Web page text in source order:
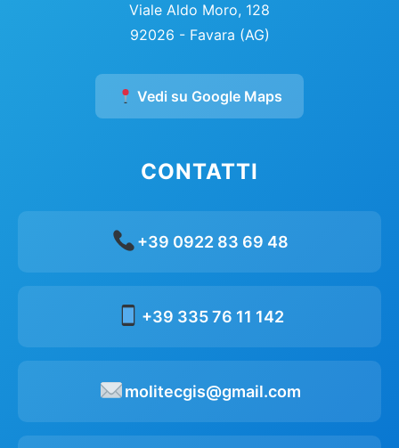
Viale Aldo Moro, 128
92026 - Favara (AG)
Vedi su Google Maps
CONTATTI
+39 0922 83 69 48
+39 335 76 11 142
molitecgis@gmail.com